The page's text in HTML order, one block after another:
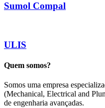
Sumol Compal
ULIS
Quem somos?
Somos uma empresa
(Mechanical, Electrical and
de engenharia avançadas.